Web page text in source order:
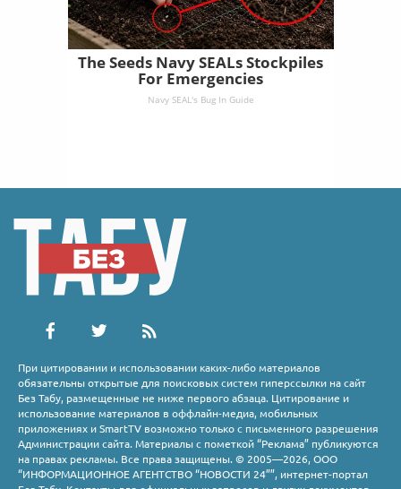
The Seeds Navy SEALs Stockpiles
For Emergencies
Navy SEAL's Bug In Guide
При цитировании и использовании каких-либо материалов
обязательны открытые для поисковых систем гиперссылки на сайт
Без Табу, размещенные не ниже первого абзаца. Цитирование и
использование материалов в оффлайн-медиа, мобильных
приложениях и SmartTV возможно только с письменного разрешения
Администрации сайта. Материалы с пометкой “Реклама” публикуются
на правах рекламы. Все права защищены. © 2005—2026, ООО
“ИНФОРМАЦИОННОЕ АГЕНТСТВО “НОВОСТИ 24””, интернет-портал